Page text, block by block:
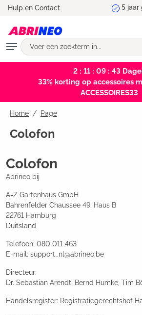
Hulp en Contact 5 jaar
2 : 11 : 09 : 42
33% korting op accessoires
ACCESSOIRES33
Home Page
Colofon
Colofon
Abrineo bij
A-Z Gartenhaus GmbH
Bahrenfelder Chaussee 49, Haus B
22761 Hamburg
Duitsland
Telefoon: 080 011 463
E-mail: support_nl@abrineo.be
Directeur:
Dr. Sebastian Arendt, Bernd Humke, Tim
Handelsregister: Registratiegerechtshof